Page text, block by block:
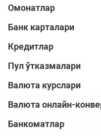
Омонатлар
Банк карталари
Кредитлар
Пул ўтказмалари
Валюта курслари
Валюта онлайн-
Банкоматлар